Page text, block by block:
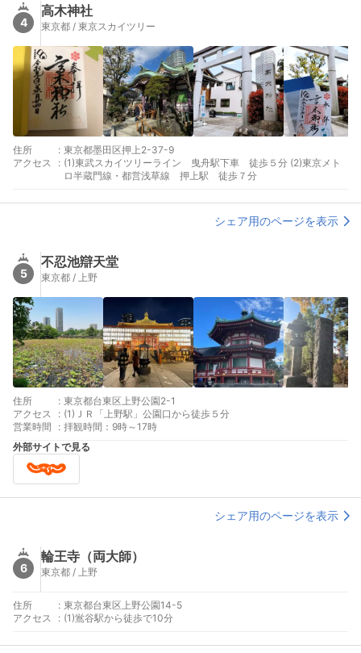
4
高木神社
東京都 / 東京スカイツリー
住所 : 東京都墨田区押上2-37-9
アクセス
: (1)東武スカイツリーライン 曳舟駅下車 徒歩５分 (2)東京メト
ロ半蔵門線・都営浅草線 押上駅 徒歩７分
シェア用のページを表示
5
不忍池辯天堂
東京都 / 上野
住所 : 東京都台東区上野公園2-1
アクセス
: (1)ＪＲ「上野駅」公園口から徒歩５分
営業時間
: 拝観時間：9時～17時
外部サイトで見る
シェア用のページを表示
6
輪王寺（両大師）
東京都 / 上野
住所 : 東京都台東区上野公園14-5
アクセス
: (1)鴬谷駅から徒歩で10分